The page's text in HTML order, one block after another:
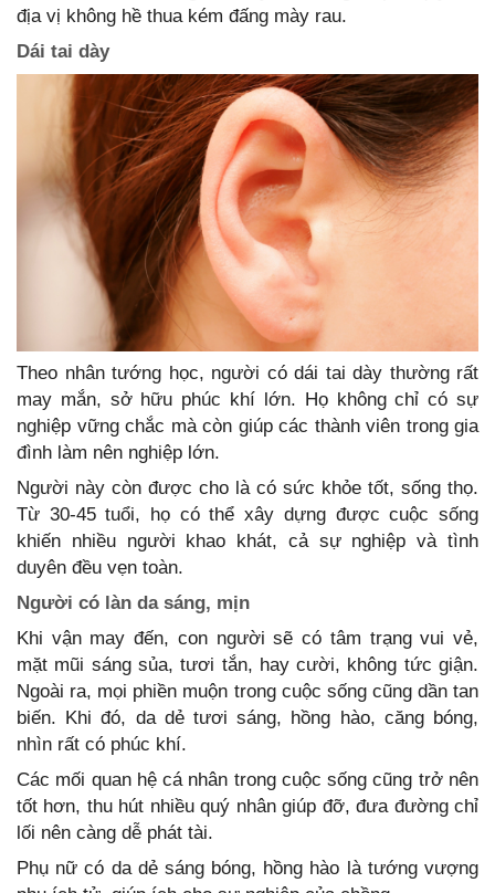
địa vị không hề thua kém đấng mày rau.
Dái tai dày
Theo nhân tướng học, người có dái tai dày thường rất
may mắn, sở hữu phúc khí lớn. Họ không chỉ có sự
nghiệp vững chắc mà còn giúp các thành viên trong gia
đình làm nên nghiệp lớn.
Người này còn được cho là có sức khỏe tốt, sống thọ.
Từ 30-45 tuổi, họ có thể xây dựng được cuộc sống
khiến nhiều người khao khát, cả sự nghiệp và tình
duyên đều vẹn toàn.
Người có làn da sáng, mịn
Khi vận may đến, con người sẽ có tâm trạng vui vẻ,
mặt mũi sáng sủa, tươi tắn, hay cười, không tức giận.
Ngoài ra, mọi phiền muộn trong cuộc sống cũng dần tan
biến. Khi đó, da dẻ tươi sáng, hồng hào, căng bóng,
nhìn rất có phúc khí.
Các mối quan hệ cá nhân trong cuộc sống cũng trở nên
tốt hơn, thu hút nhiều quý nhân giúp đỡ, đưa đường chỉ
lối nên càng dễ phát tài.
Phụ nữ có da dẻ sáng bóng, hồng hào là tướng vượng